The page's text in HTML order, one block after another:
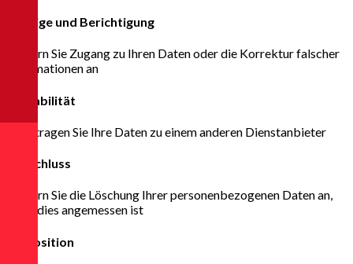
Anzeige und Berichtigung
Fordern Sie Zugang zu Ihren Daten oder die Korrektur falscher
Informationen an
Portabilität
Übertragen Sie Ihre Daten zu einem anderen Dienstanbieter
Ausschluss
Fordern Sie die Löschung Ihrer personenbezogenen Daten an,
wenn dies angemessen ist
Opposition